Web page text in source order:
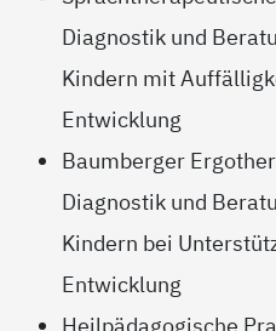
Diagnostik und
Kindern mit
Entwicklung
Baumberger
Diagnostik und
Kindern bei
Entwicklung